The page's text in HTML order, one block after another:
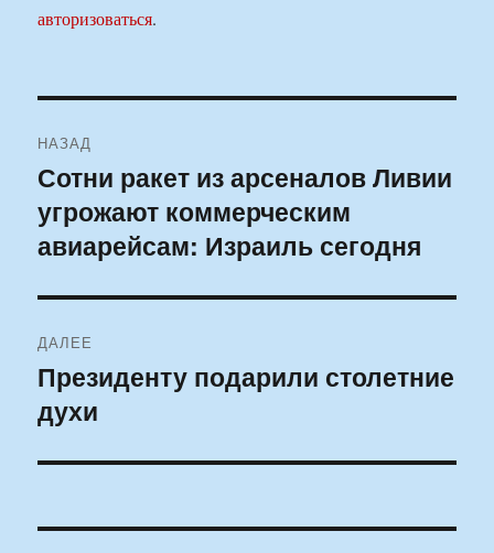
авторизоваться.
по
записям
НАЗАД
Предыдущая
запись:
Сотни ракет из арсеналов Ливии
угрожают коммерческим
авиарейсам: Израиль сегодня
ДАЛЕЕ
Следующая
запись:
Президенту подарили столетние
духи